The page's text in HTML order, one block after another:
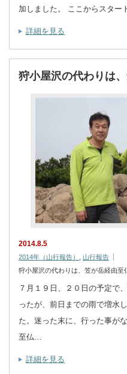
加しました。 ここからスター
詳細を見る
狩小屋沢の代わりは
2014.8.5
2014年（山行報告）
山行報告
狩小屋沢の代わりは、笠が岳経由至
７月１９日、２０日の予定で
ったが、前日までの雨で増水
た。迷った末に、行った事が
至仏…
詳細を見る